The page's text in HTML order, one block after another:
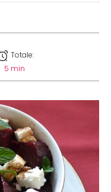
Totale:
5 min